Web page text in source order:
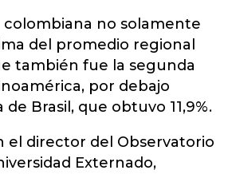
colombiana no solamente
del promedio regional
también fue la segunda
por debajo
Brasil, que obtuvo 11,9%.
el director del Observatorio
Externado,